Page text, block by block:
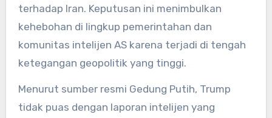
terhadap Iran. Keputusan ini menimbulkan
kehebohan di lingkup pemerintahan dan
komunitas intelijen AS karena terjadi di tengah
ketegangan geopolitik yang tinggi.
Menurut sumber resmi Gedung Putih, Trump
tidak puas dengan laporan intelijen yang